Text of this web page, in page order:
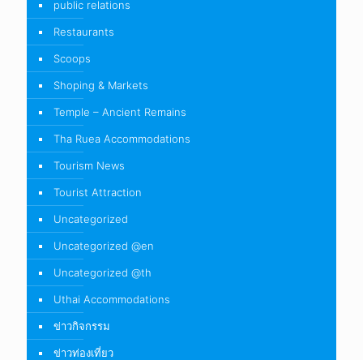
public relations
Restaurants
Scoops
Shoping & Markets
Temple – Ancient Remains
Tha Ruea Accommodations
Tourism News
Tourist Attraction
Uncategorized
Uncategorized @en
Uncategorized @th
Uthai Accommodations
ข่าวกิจกรรม
ข่าวท่องเที่ยว